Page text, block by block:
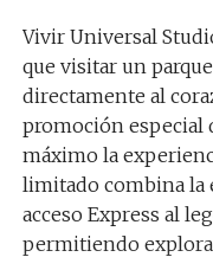
Vivir Universal
que visitar un
directamente al
promoción especial
máximo la
limitado combina la
acceso Express al
permitiendo